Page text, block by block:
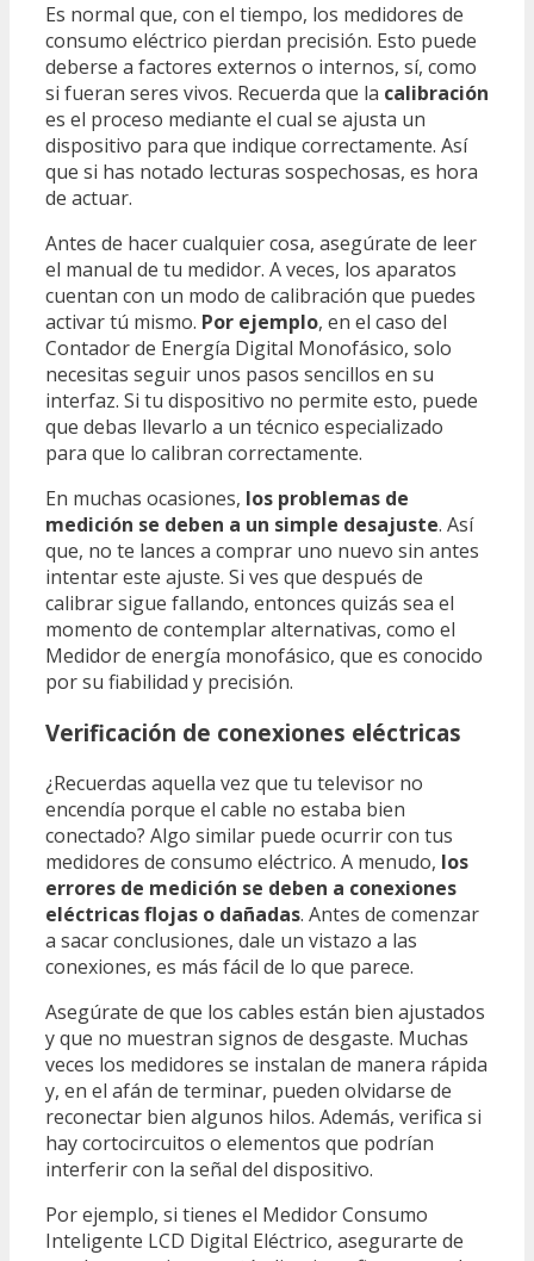
Es normal que, con el tiempo, los medidores de
consumo eléctrico pierdan precisión. Esto puede
deberse a factores externos o internos, sí, como
si fueran seres vivos. Recuerda que la calibración
es el proceso mediante el cual se ajusta un
dispositivo para que indique correctamente. Así
que si has notado lecturas sospechosas, es hora
de actuar.
Antes de hacer cualquier cosa, asegúrate de leer
el manual de tu medidor. A veces, los aparatos
cuentan con un modo de calibración que puedes
activar tú mismo. Por ejemplo, en el caso del
Contador de Energía Digital Monofásico, solo
necesitas seguir unos pasos sencillos en su
interfaz. Si tu dispositivo no permite esto, puede
que debas llevarlo a un técnico especializado
para que lo calibran correctamente.
En muchas ocasiones, los problemas de
medición se deben a un simple desajuste. Así
que, no te lances a comprar uno nuevo sin antes
intentar este ajuste. Si ves que después de
calibrar sigue fallando, entonces quizás sea el
momento de contemplar alternativas, como el
Medidor de energía monofásico, que es conocido
por su fiabilidad y precisión.
Verificación de conexiones eléctricas
¿Recuerdas aquella vez que tu televisor no
encendía porque el cable no estaba bien
conectado? Algo similar puede ocurrir con tus
medidores de consumo eléctrico. A menudo, los
errores de medición se deben a conexiones
eléctricas flojas o dañadas. Antes de comenzar
a sacar conclusiones, dale un vistazo a las
conexiones, es más fácil de lo que parece.
Asegúrate de que los cables están bien ajustados
y que no muestran signos de desgaste. Muchas
veces los medidores se instalan de manera rápida
y, en el afán de terminar, pueden olvidarse de
reconectar bien algunos hilos. Además, verifica si
hay cortocircuitos o elementos que podrían
interferir con la señal del dispositivo.
Por ejemplo, si tienes el Medidor Consumo
Inteligente LCD Digital Eléctrico, asegurarte de